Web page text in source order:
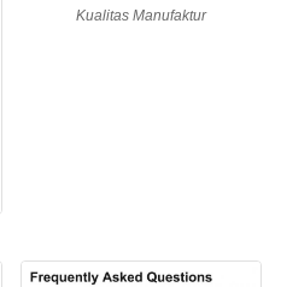
Kualitas Manufaktur